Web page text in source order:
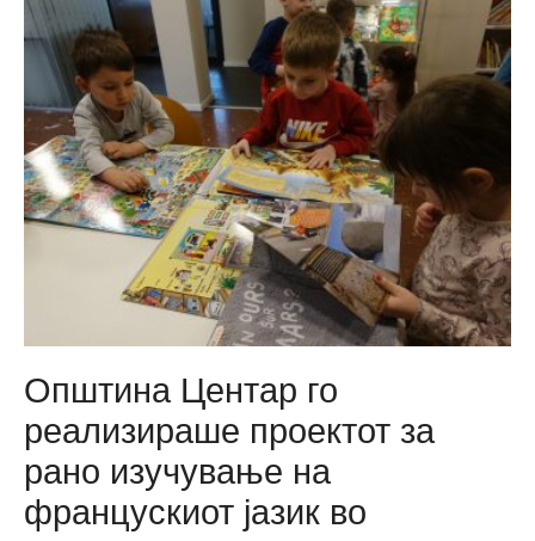
година
непрописно
паркирани
возила
на
територија
на
Општина
Центар
Општина Центар го
реализираше проектот за
рано изучување на
францускиот јазик во